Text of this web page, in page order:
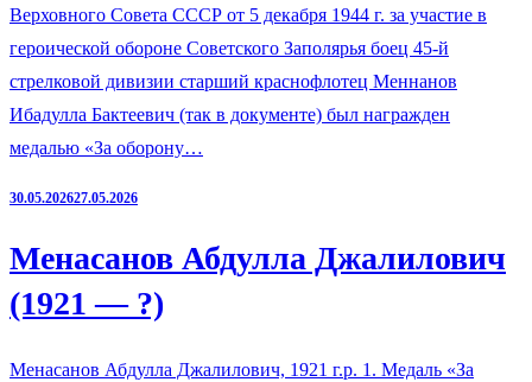
Верховного Совета СССР от 5 декабря 1944 г. за участие в
героической обороне Советского Заполярья боец 45-й
стрелковой дивизии старший краснофлотец Меннанов
Ибадулла Бактеевич (так в документе) был награжден
медалью «За оборону…
30.05.202627.05.2026
Менасанов Абдулла Джалилович
(1921 — ?)
Менасанов Абдулла Джалилович, 1921 г.р. 1. Медаль «За